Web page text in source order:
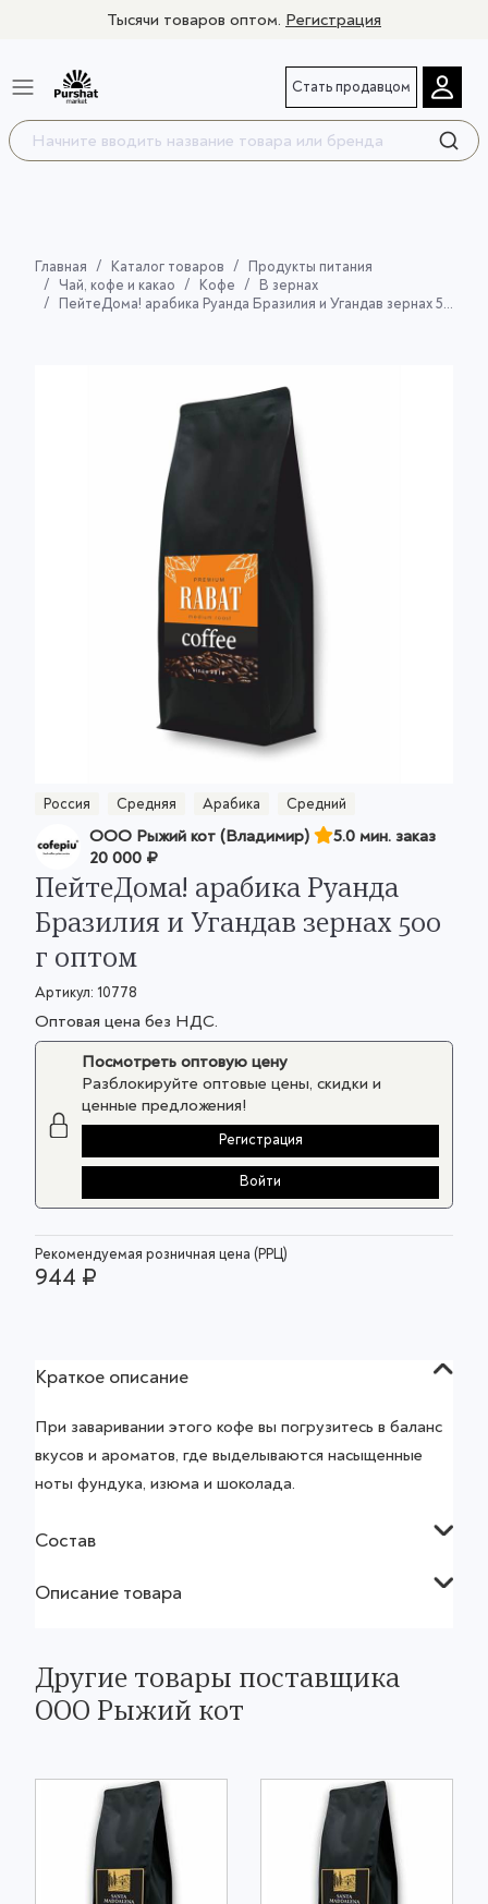
Тысячи товаров оптом. Регистрация
Стать продавцом
Главная Каталог товаров
Продукты питания
Чай, кофе и какао
Кофе
В зернах
ПейтеДома! арабика Руанда Бразилия и Угандав зернах 500 г
Россия Средняя Арабика Средний
ООО Рыжий кот (Владимир)
5.0 мин. заказ
20 000 ₽
ПейтеДома! арабика Руанда
Бразилия и Угандав зернах 500
г оптом
Артикул: 10778
Оптовая цена без НДС.
Посмотреть оптовую цену
Разблокируйте оптовые цены, скидки и
ценные предложения!
Регистрация
Войти
Рекомендуемая розничная цена (РРЦ)
944 ₽
Краткое описание
При заваривании этого кофе вы погрузитесь в баланс
вкусов и ароматов, где выделываются насыщенные
ноты фундука, изюма и шоколада.
Состав
Описание товара
Другие товары поставщика
ООО Рыжий кот